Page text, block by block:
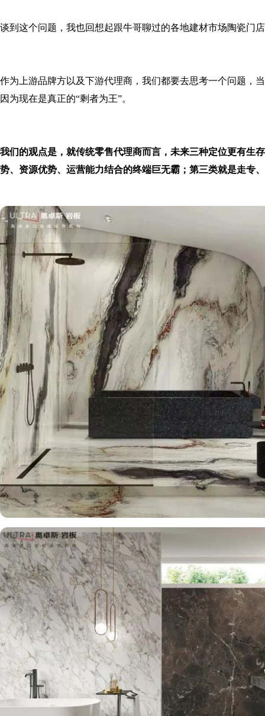
谈到这个问题，我也回想起跟牛哥聊过的各地建材市场陶瓷门
作为上游品牌方以及下游代理商，我们都要去思考一个问题，
因为现在是真正的“剩者为王”。
我们的观点是，就传统零售代理商而言，未来三种定位更有生
势、资源优势、运营能力结合的终端巨无霸；第三类就是走专